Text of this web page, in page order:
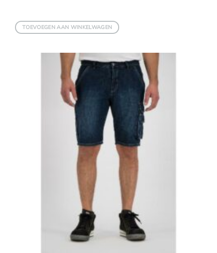
TOEVOEGEN AAN WINKELWAGEN